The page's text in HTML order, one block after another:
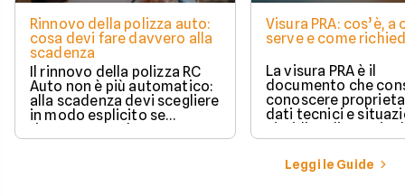
Rinnovo della polizza auto:
cosa devi fare davvero alla
scadenza
Il rinnovo della polizza RC
Auto non è più automatico:
alla scadenza devi scegliere
in modo esplicito se
compagnia o stipulare un
Visura PRA: cos’è, a
serve e come
La visura PRA è il
documento che
conoscere
dati tecnici e
iscritto al Pubblico
Automobilistico.
Leggi le Guide